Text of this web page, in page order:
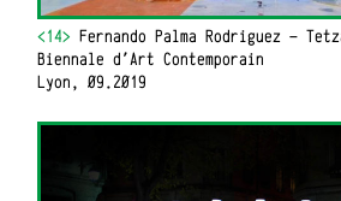
<14>Fernando Palma Rodriguez -
Biennale d'Art Contemporain
Lyon, 09.2019